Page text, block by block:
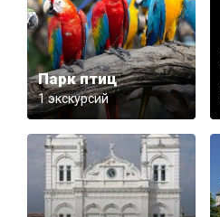
Парк птиц
1 экскурсий